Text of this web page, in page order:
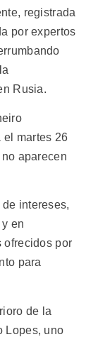
registrada
por expertos
Rusia.
el martes 26
aparecen
intereses,
en
ofrecidos por
para
de la
Lopes, uno